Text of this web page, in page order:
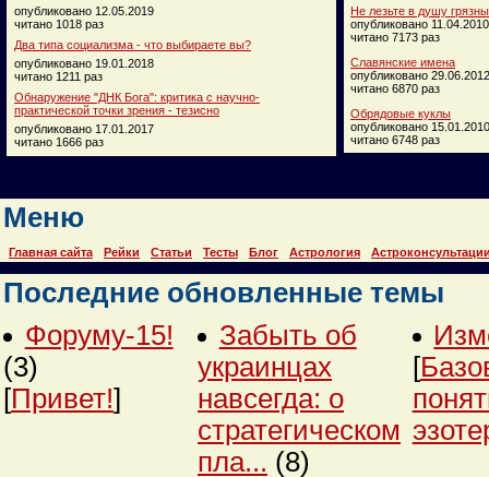
опубликовано 12.05.2019
читано 1018 раз
Два типа социализма - что выбираете вы?
опубликовано 19.01.2018
читано 1211 раз
Обнаружение "ДНК Бога": критика с научно-
практической точки зрения - тезисно
опубликовано 17.01.2017
читано 1666 раз
Не лезьте в душу
опубликовано 11.04.2010
читано 7173 раз
Славянские имена
опубликовано 29.06.2012
читано 6870 раз
Обрядовые куклы
опубликовано 15.01.2010
читано 6748 раз
Меню
Главная сайта Рейки Статьи Тесты Блог Астрология
Последние обновленные темы
Форуму-15!
(3)
[Привет!]
Забыть об
украинцах
навсегда: о
стратегическом
пла... (8)
[